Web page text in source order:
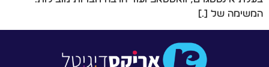
המשימה של […]